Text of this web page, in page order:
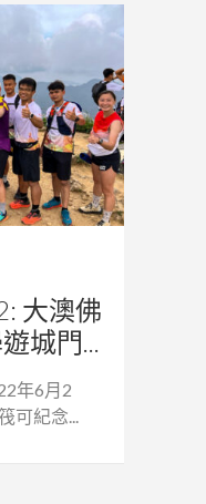
大澳佛
城門...
年6月2
可紀念...